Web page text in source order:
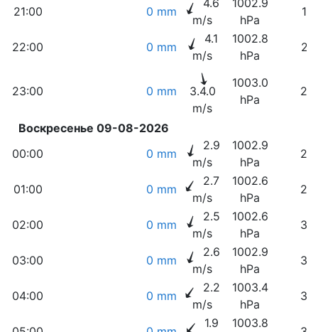
21:00 0 mm
4.6
m/s
1002.9
hPa
22:00 0 mm
4.1
m/s
1002.8
hPa
23:00 0 mm
3.4.0
m/s
1003.0
hPa
Воскресенье 09-08-2026
00:00
0 mm
2.9
m/s
1002.9
hPa
01:00 0 mm
2.7
m/s
1002.6
hPa
02:00 0 mm
2.5
m/s
1002.6
hPa
03:00 0 mm
2.6
m/s
1002.9
hPa
04:00 0 mm
2.2
m/s
1003.4
hPa
1.9 1003.8